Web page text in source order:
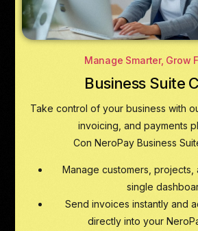
Manage Smarter, Grow
Business Suite
Take control of your business with
invoicing, and payments
Con NeroPay Business
Manage customers, projects,
single
Send invoices instantly and
directly into your